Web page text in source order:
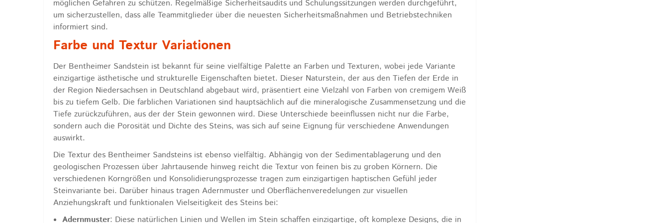
möglichen Gefahren zu schützen. Regelmäßige Sicherheitsaudits und Schulungssitzungen werden durchgeführt,
um sicherzustellen, dass alle Teammitglieder über die neuesten Sicherheitsmaßnahmen und Betriebstechniken
informiert sind.
Farbe und Textur Variationen
Der Bentheimer Sandstein ist bekannt für seine vielfältige Palette an Farben und Texturen, wobei jede Variante
einzigartige ästhetische und strukturelle Eigenschaften bietet. Dieser Naturstein, der aus den Tiefen der Erde in
der Region Niedersachsen in Deutschland abgebaut wird, präsentiert eine Vielzahl von Farben von cremigem Weiß
bis zu tiefem Gelb. Die farblichen Variationen sind hauptsächlich auf die mineralogische Zusammensetzung und die
Tiefe zurückzuführen, aus der der Stein gewonnen wird. Diese Unterschiede beeinflussen nicht nur die Farbe,
sondern auch die Porosität und Dichte des Steins, was sich auf seine Eignung für verschiedene Anwendungen
auswirkt.
Die Textur des Bentheimer Sandsteins ist ebenso vielfältig. Abhängig von der Sedimentablagerung und den
geologischen Prozessen über Jahrtausende hinweg reicht die Textur von feinen bis zu groben Körnern. Die
verschiedenen Korngrößen und Konsolidierungsprozesse tragen zum einzigartigen haptischen Gefühl jeder
Steinvariante bei. Darüber hinaus tragen Adernmuster und Oberflächenveredelungen zur visuellen
Anziehungskraft und funktionalen Vielseitigkeit des Steins bei:
Adernmuster: Diese natürlichen Linien und Wellen im Stein schaffen einzigartige, oft komplexe Designs, die in